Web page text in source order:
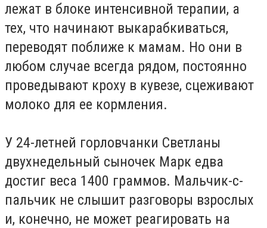
лежат в блоке интенсивной терапии, а
тех, что начинают выкарабкиваться,
переводят поближе к мамам. Но они в
любом случае всегда рядом, постоянно
проведывают кроху в кувезе, сцеживают
молоко для ее кормления.
У 24-летней горловчанки Светланы
двухнедельный сыночек Марк едва
достиг веса 1400 граммов. Мальчик-с-
пальчик не слышит разговоры взрослых
и, конечно, не может реагировать на